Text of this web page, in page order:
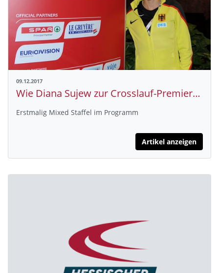
09.12.2017
Wie Diana Sujew zur Crosslauf-Premiere kam
Erstmalig Mixed Staffel im Programm
Artikel anzeigen